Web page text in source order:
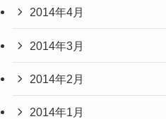
2014年4月
2014年3月
2014年2月
2014年1月